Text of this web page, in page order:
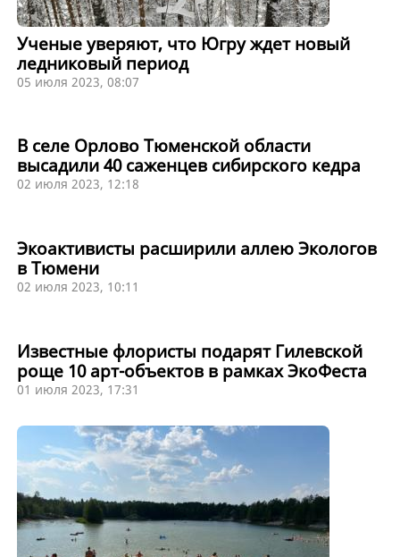
Ученые уверяют, что Югру ждет новый
ледниковый период
05 июля 2023, 08:07
В селе Орлово Тюменской области
высадили 40 саженцев сибирского кедра
02 июля 2023, 12:18
Экоактивисты расширили аллею Экологов
в Тюмени
02 июля 2023, 10:11
Известные флористы подарят Гилевской
роще 10 арт-объектов в рамках ЭкоФеста
01 июля 2023, 17:31